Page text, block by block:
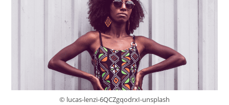
© lucas-lenzi-6QCZgqodrxI-unsplash